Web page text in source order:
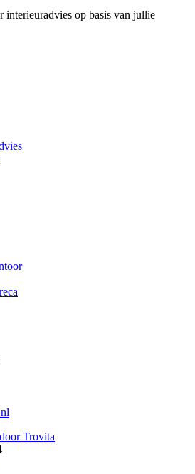
interieuradvies op basis van jullie
Trovita